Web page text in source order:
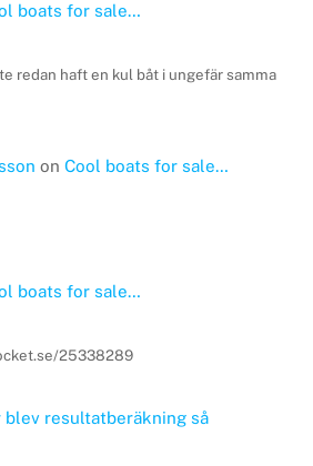
boats for sale…
redan haft en kul båt i ungefär samma
on Cool boats for sale…
boats for sale…
25338289
blev resultatberäkning så